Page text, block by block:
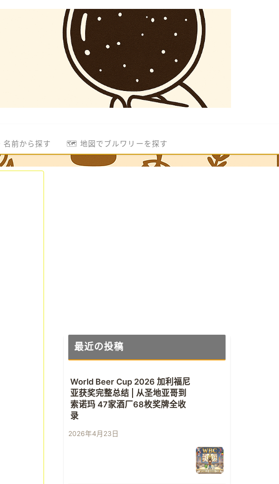
名前から探す 🗺️ 地図でブルワリーを探す
最近の投稿
World Beer Cup 2026 加利福尼
亚获奖完整总结 | 从圣地亚哥到
索诺玛 47家酒厂68枚奖牌全收
录
2026年4月23日